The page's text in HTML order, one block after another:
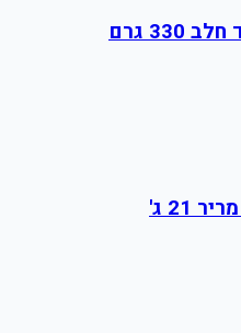
גרם
21 ג'